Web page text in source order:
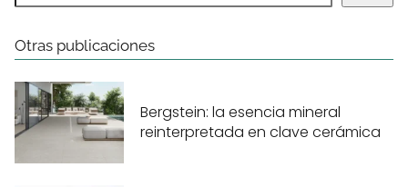
Otras publicaciones
Bergstein: la esencia mineral
reinterpretada en clave cerámica